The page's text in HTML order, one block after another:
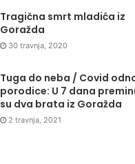
Tragična smrt mladića iz
Goražda
30 travnja, 2020
Tuga do neba / Covid
porodice: U 7 dana
su dva brata iz Goražda
2 travnja, 2021